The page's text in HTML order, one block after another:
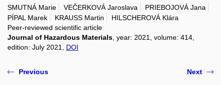
SMUTNÁ Marie VEČERKOVÁ Jaroslava
PRIEBOJOVÁ Jana
PÍPAL Marek
KRAUSS Martin
HILSCHEROVÁ Klára
Peer-reviewed scientific article
Journal of Hazardous Materials , year: 2021, volume: 414,
edition: July 2021, DOI
Previous Next